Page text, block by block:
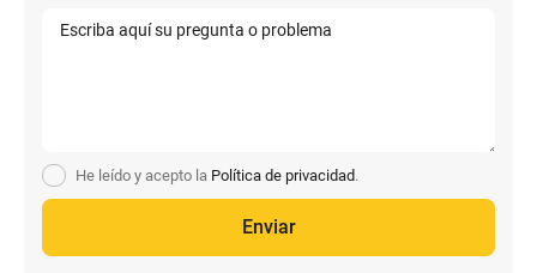
He leído y acepto la Política de privacidad.